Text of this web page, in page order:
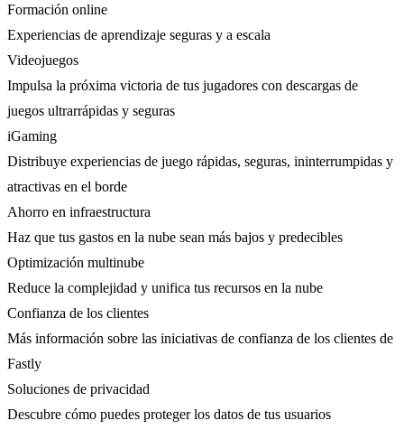
Formación online
Experiencias de aprendizaje seguras y a escala
Videojuegos
Impulsa la próxima victoria de tus jugadores con descargas de
juegos ultrarrápidas y seguras
iGaming
Distribuye experiencias de juego rápidas, seguras, ininterrumpidas y
atractivas en el borde
Ahorro en infraestructura
Haz que tus gastos en la nube sean más bajos y predecibles
Optimización multinube
Reduce la complejidad y unifica tus recursos en la nube
Confianza de los clientes
Más información sobre las iniciativas de confianza de los clientes de
Fastly
Soluciones de privacidad
Descubre cómo puedes proteger los datos de tus usuarios